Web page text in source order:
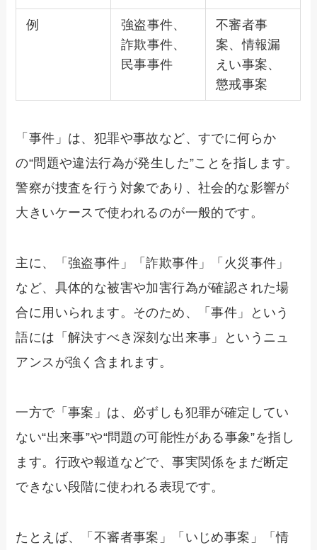
例
強盗事件、
詐欺事件、
民事事件
不審者事
案、情報漏
えい事案、
懲戒事案
「事件」は、犯罪や事故など、すでに何らか
の“問題や違法行為が発生した”ことを指します。
警察が捜査を行う対象であり、社会的な影響が
大きいケースで使われるのが一般的です。
主に、「強盗事件」「詐欺事件」「火災事件」
など、具体的な被害や加害行為が確認された場
合に用いられます。そのため、「事件」という
語には「解決すべき深刻な出来事」というニュ
アンスが強く含まれます。
一方で「事案」は、必ずしも犯罪が確定してい
ない“出来事”や“問題の可能性がある事象”を指し
ます。行政や報道などで、事実関係をまだ断定
できない段階に使われる表現です。
たとえば、「不審者事案」「いじめ事案」「情